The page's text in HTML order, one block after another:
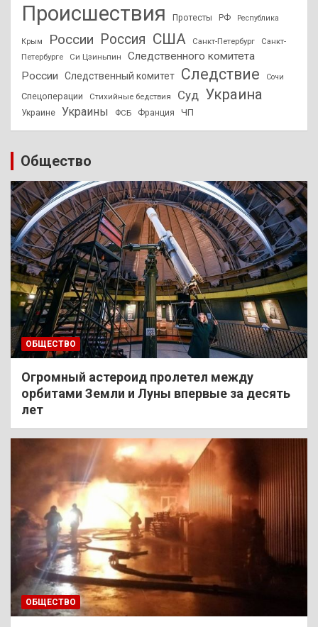
Происшествия Протесты РФ Республика
Крым России Россия США Санкт-Петербург
Санкт-
Петербурге
Си Цзиньпин
Следственного комитета
России
Следственный комитет Следствие Сочи
Спецоперации Стихийные бедствия Суд Украина
Украине Украины ФСБ Франция ЧП
Общество
ОБЩЕСТВО
Огромный астероид пролетел между
орбитами Земли и Луны впервые за десять
лет
ОБЩЕСТВО